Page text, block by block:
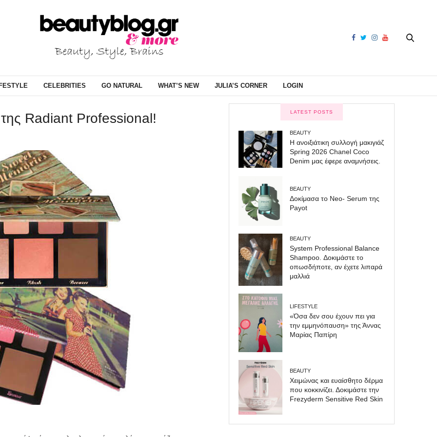
CELEBRITIES GO NATURAL WHAT’S NEW JULIA’S CORNER LOGIN
της Radiant Professional! LATEST POSTS
BEAUTY
Η ανοιξιάτικη συλλογή μακιγιάζ
Spring 2026 Chanel Coco
Denim μας έφερε αναμνήσεις.
BEAUTY
Δοκίμασα το Neo- Serum της
Payot
BEAUTY
System Professional Balance
Shampoo. Δοκιμάστε το
οπωσδήποτε, αν έχετε λιπαρά
μαλλιά
LIFESTYLE
«Όσα δεν σου έχουν πει για
την εμμηνόπαυση» της Άννας
Μαρίας Παπίρη
BEAUTY
Χειμώνας και ευαίσθητο δέρμα
που κοκκινίζει. Δοκιμάστε την
Frezyderm Sensitive Red Skin